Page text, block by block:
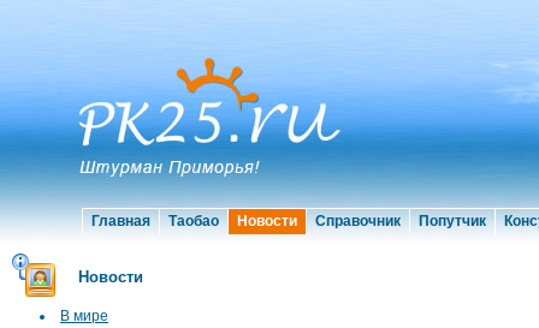
Главная Таобао Новости Справочник Попутчик
Новости
В мире